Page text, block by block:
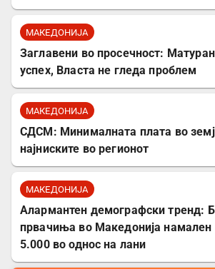
МАКЕДОНИЈА
Заглавени во просечност:
успех, Власта не гледа проблем
МАКЕДОНИЈА
СДСМ: Минималната плата во
најниските во регионот
МАКЕДОНИЈА
Алармантен демографски тренд:
првачиња во Македонија намален
5.000 во однос на лани